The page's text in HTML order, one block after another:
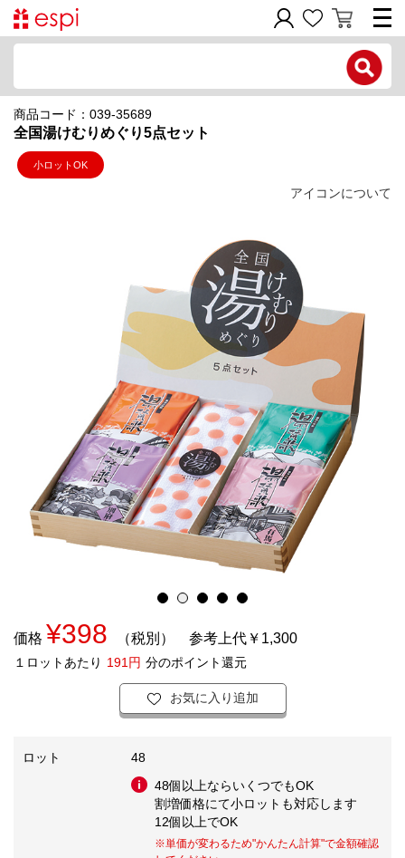
商品コード：039-35689
全国湯けむりめぐり5点セット
小ロットOK
アイコンについて
価格 ¥398 （税別） 参考上代￥1,300
１ロットあたり 191円 分のポイント還元
お気に入り追加
ロット
48
48個以上ならいくつでもOK
割増価格にて小ロットも対応します
12個以上でOK
※単価が変わるため"かんたん計算"で金額確認
新規会員登録
ご利用ガイド
お問い合わせフォーム